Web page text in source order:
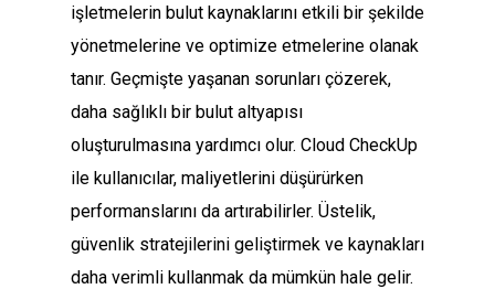
işletmelerin bulut kaynaklarını etkili bir şekilde
yönetmelerine ve optimize etmelerine olanak
tanır. Geçmişte yaşanan sorunları çözerek,
daha sağlıklı bir bulut altyapısı
oluşturulmasına yardımcı olur. Cloud CheckUp
ile kullanıcılar, maliyetlerini düşürürken
performanslarını da artırabilirler. Üstelik,
güvenlik stratejilerini geliştirmek ve kaynakları
daha verimli kullanmak da mümkün hale gelir.